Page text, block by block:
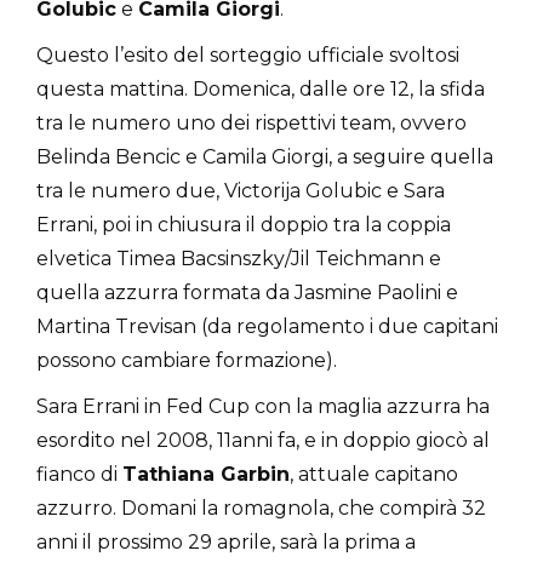
Golubic e Camila Giorgi.
Questo l’esito del sorteggio ufficiale svoltosi
questa mattina. Domenica, dalle ore 12, la sfida
tra le numero uno dei rispettivi team, ovvero
Belinda Bencic e Camila Giorgi, a seguire quella
tra le numero due, Victorija Golubic e Sara
Errani, poi in chiusura il doppio tra la coppia
elvetica Timea Bacsinszky/Jil Teichmann e
quella azzurra formata da Jasmine Paolini e
Martina Trevisan (da regolamento i due capitani
possono cambiare formazione).
Sara Errani in Fed Cup con la maglia azzurra ha
esordito nel 2008, 11anni fa, e in doppio giocò al
fianco di Tathiana Garbin, attuale capitano
azzurro. Domani la romagnola, che compirà 32
anni il prossimo 29 aprile, sarà la prima a